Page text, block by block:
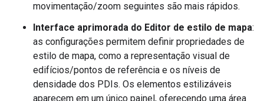
movimentação/zoom seguintes são mais rápidos.
Interface aprimorada do Editor de estilo de mapa:
as configurações permitem definir propriedades de
estilo de mapa, como a representação visual de
edifícios/pontos de referência e os níveis de
densidade dos PDIs. Os elementos estilizáveis
aparecem em um único painel, oferecendo uma área